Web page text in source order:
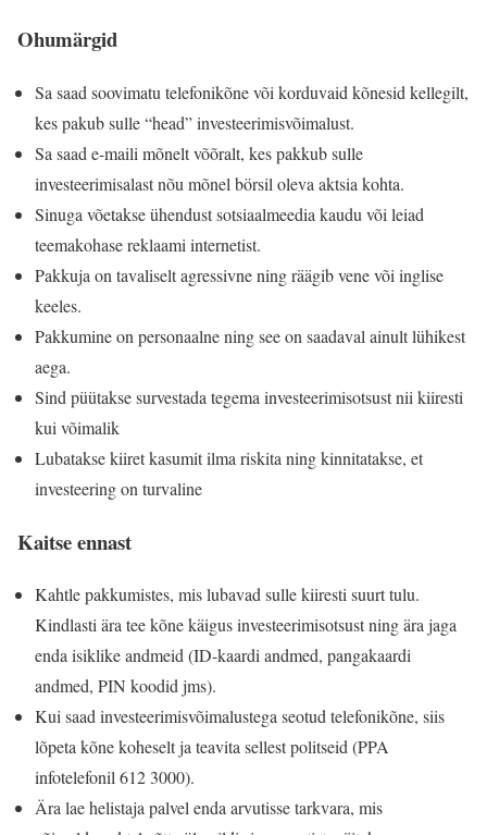
Ohumärgid
Sa saad soovimatu telefonikõne või korduvaid kõnesid kellegilt,
kes pakub sulle “head” investeerimisvõimalust.
Sa saad e-maili mõnelt võõralt, kes pakkub sulle
investeerimisalast nõu mõnel börsil oleva aktsia kohta.
Sinuga võetakse ühendust sotsiaalmeedia kaudu või leiad
teemakohase reklaami internetist.
Pakkuja on tavaliselt agressivne ning räägib vene või inglise
keeles.
Pakkumine on personaalne ning see on saadaval ainult lühikest
aega.
Sind püütakse survestada tegema investeerimisotsust nii kiiresti
kui võimalik
Lubatakse kiiret kasumit ilma riskita ning kinnitatakse, et
investeering on turvaline
Kaitse ennast
Kahtle pakkumistes, mis lubavad sulle kiiresti suurt tulu.
Kindlasti ära tee kõne käigus investeerimisotsust ning ära jaga
enda isiklike andmeid (ID-kaardi andmed, pangakaardi
andmed, PIN koodid jms).
Kui saad investeerimisvõimalustega seotud telefonikõne, siis
lõpeta kõne koheselt ja teavita sellest politseid (PPA
infotelefonil 612 3000).
Ära lae helistaja palvel enda arvutisse tarkvara, mis